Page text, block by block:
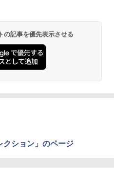
Disc Music】【Blu-ray】 [
ュージック ]
ゥーン レイダース -Switch2
Reincarnation -PS5 【特典】
トコード 封入
】Xbox ワイヤレス コントロー
ット ホワイト)
】Xbox ワイヤレス コントロー
】Xbox 充電式バッテリー + US
鬼滅の刃」無限城編 第一章 猗
通常版 [DVD]
ル特典:オリジナル巾着＋メー
:【坤と離】二振りの剣、十翼よ
！スタジオ描き下ろしイラスト
) [Blu-ray]
の記事を優先表示させる
クション」のページ